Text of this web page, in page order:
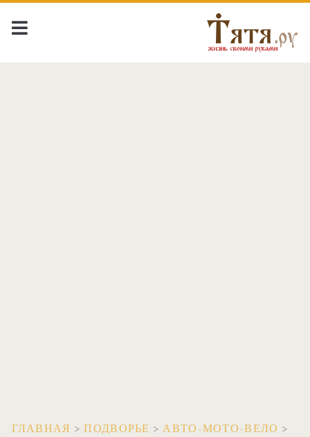
ГЛАВНАЯ >ПОДВОРЬЕ >АВТО-МОТО-ВЕЛО >